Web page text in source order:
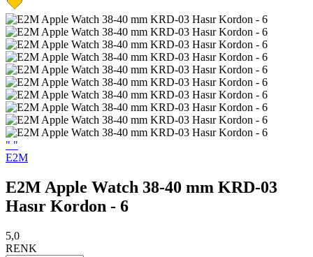
" "
E2M
E2M Apple Watch 38-40 mm KRD-03
Hasır Kordon - 6
5,0
RENK